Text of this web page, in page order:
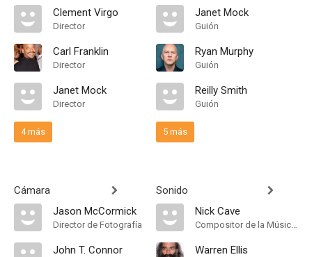
Clement Virgo
Director
Carl Franklin
Director
Janet Mock
Director
4 más
Cámara
Jason McCormick
Director de Fotografía
John T. Connor
Janet Mock
Guión
Ryan Murphy
Guión
Reilly Smith
Guión
5 más
Sonido
Nick Cave
Compositor de la Música Original
Warren Ellis